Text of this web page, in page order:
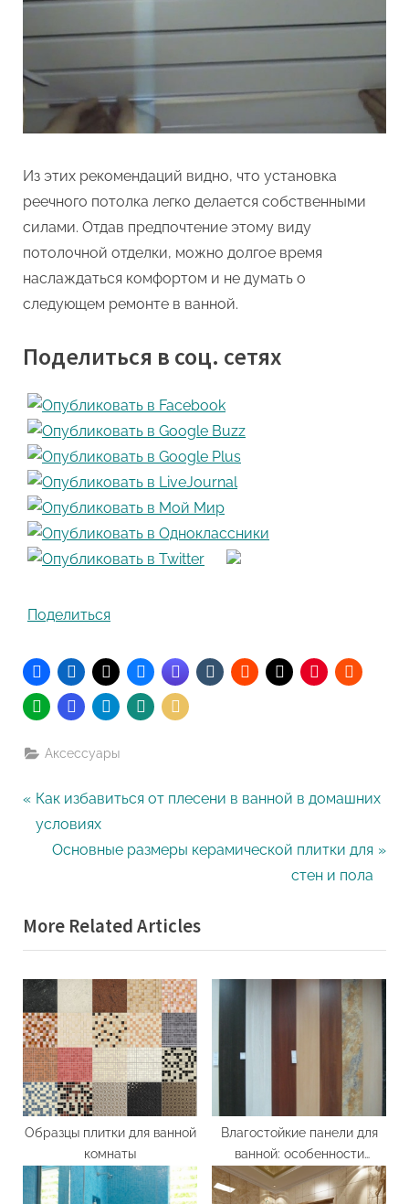
Из этих рекомендаций видно, что установка
реечного потолка легко делается собственными
силами. Отдав предпочтение этому виду
потолочной отделки, можно долгое время
наслаждаться комфортом и не думать о
следующем ремонте в ванной.
Поделиться в соц. сетях
Поделиться
Аксессуары
Навигация
по
P
r
o
u
s
P
o
s
t
:
Как избавиться от плесени в ванной в домашних
условиях
N
t
P
o
s
t
:
Основные размеры керамической плитки для
стен и пола
More Related Articles
Образцы плитки для ванной
комнаты
Влагостойкие панели для
ванной: особенности
выбора и монтажа